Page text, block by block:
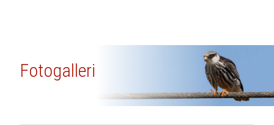
Fotogalleri